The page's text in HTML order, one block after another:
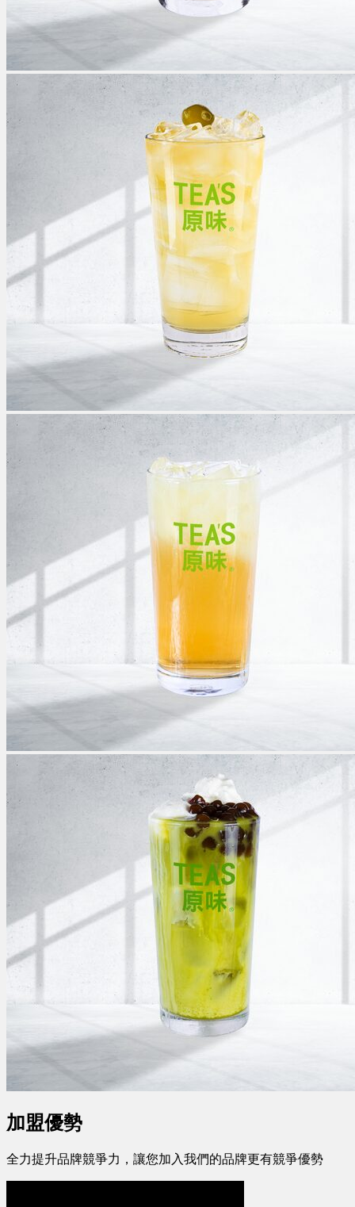
加盟優勢
全力提升品牌競爭力，讓您加入我們的品牌更有競爭優勢